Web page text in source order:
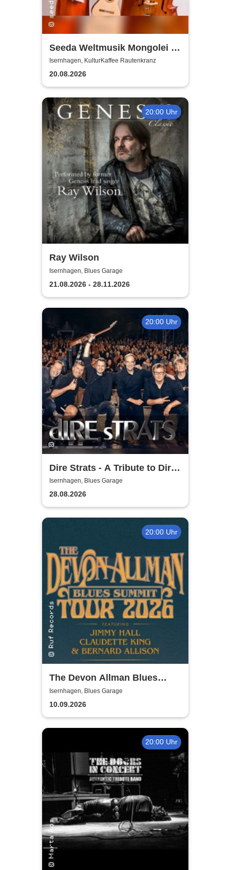
Seeda Weltmusik Mongolei /
Iran | KulturKaffee
Rautenkranz
Isernhagen, KulturKaffee Rautenkranz
20.08.2026
20:00 Uhr
Ray Wilson
Isernhagen, Blues Garage
21.08.2026 - 28.11.2026
20:00 Uhr
Dire Strats - A Tribute to Dire
Straits
Isernhagen, Blues Garage
28.08.2026
20:00 Uhr
The Devon Allman Blues
Summit - European Tour 2026
Isernhagen, Blues Garage
10.09.2026
20:00 Uhr